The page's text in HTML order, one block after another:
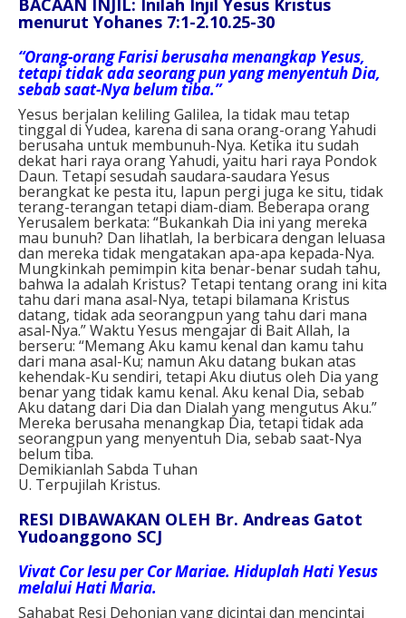
BACAAN INJIL: Inilah Injil Yesus Kristus
menurut Yohanes 7:1-2.10.25-30
“Orang-orang Farisi berusaha menangkap Yesus,
tetapi tidak ada seorang pun yang menyentuh Dia,
sebab saat-Nya belum tiba.”
Yesus berjalan keliling Galilea, Ia tidak mau tetap
tinggal di Yudea, karena di sana orang-orang Yahudi
berusaha untuk membunuh-Nya. Ketika itu sudah
dekat hari raya orang Yahudi, yaitu hari raya Pondok
Daun. Tetapi sesudah saudara-saudara Yesus
berangkat ke pesta itu, Iapun pergi juga ke situ, tidak
terang-terangan tetapi diam-diam. Beberapa orang
Yerusalem berkata: “Bukankah Dia ini yang mereka
mau bunuh? Dan lihatlah, Ia berbicara dengan leluasa
dan mereka tidak mengatakan apa-apa kepada-Nya.
Mungkinkah pemimpin kita benar-benar sudah tahu,
bahwa Ia adalah Kristus? Tetapi tentang orang ini kita
tahu dari mana asal-Nya, tetapi bilamana Kristus
datang, tidak ada seorangpun yang tahu dari mana
asal-Nya.” Waktu Yesus mengajar di Bait Allah, Ia
berseru: “Memang Aku kamu kenal dan kamu tahu
dari mana asal-Ku; namun Aku datang bukan atas
kehendak-Ku sendiri, tetapi Aku diutus oleh Dia yang
benar yang tidak kamu kenal. Aku kenal Dia, sebab
Aku datang dari Dia dan Dialah yang mengutus Aku.”
Mereka berusaha menangkap Dia, tetapi tidak ada
seorangpun yang menyentuh Dia, sebab saat-Nya
belum tiba.
Demikianlah Sabda Tuhan
U. Terpujilah Kristus.
RESI DIBAWAKAN OLEH Br. Andreas Gatot
Yudoanggono SCJ
Vivat Cor Iesu per Cor Mariae. Hiduplah Hati Yesus
melalui Hati Maria.
Sahabat Resi Dehonian yang dicintai dan mencintai